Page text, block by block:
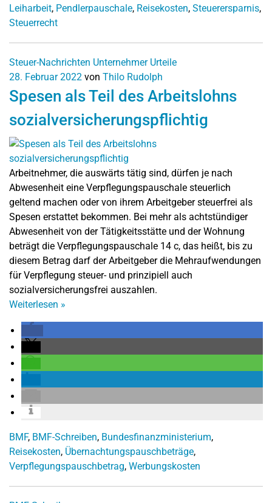
Leiharbeit, Pendlerpauschale, Reisekosten, Steuerersparnis,
Steuerrecht
Steuer-Nachrichten Unternehmer Urteile
28. Februar 2022 von Thilo Rudolph
Spesen als Teil des Arbeitslohns
sozialversicherungspflichtig
Arbeitnehmer, die auswärts tätig sind, dürfen je nach
Abwesenheit eine Verpflegungspauschale steuerlich
geltend machen oder von ihrem Arbeitgeber steuerfrei als
Spesen erstattet bekommen. Bei mehr als achtstündiger
Abwesenheit von der Tätigkeitsstätte und der Wohnung
beträgt die Verpflegungspauschale 14 c, das heißt, bis zu
diesem Betrag darf der Arbeitgeber die Mehraufwendungen
für Verpflegung steuer- und prinzipiell auch
sozialversicherungsfrei auszahlen.
Weiterlesen »
BMF, BMF-Schreiben, Bundesfinanzministerium,
Reisekosten, Übernachtungspauschbeträge,
Verpflegungspauschbetrag, Werbungskosten